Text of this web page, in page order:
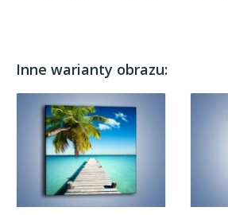
Inne warianty obrazu: